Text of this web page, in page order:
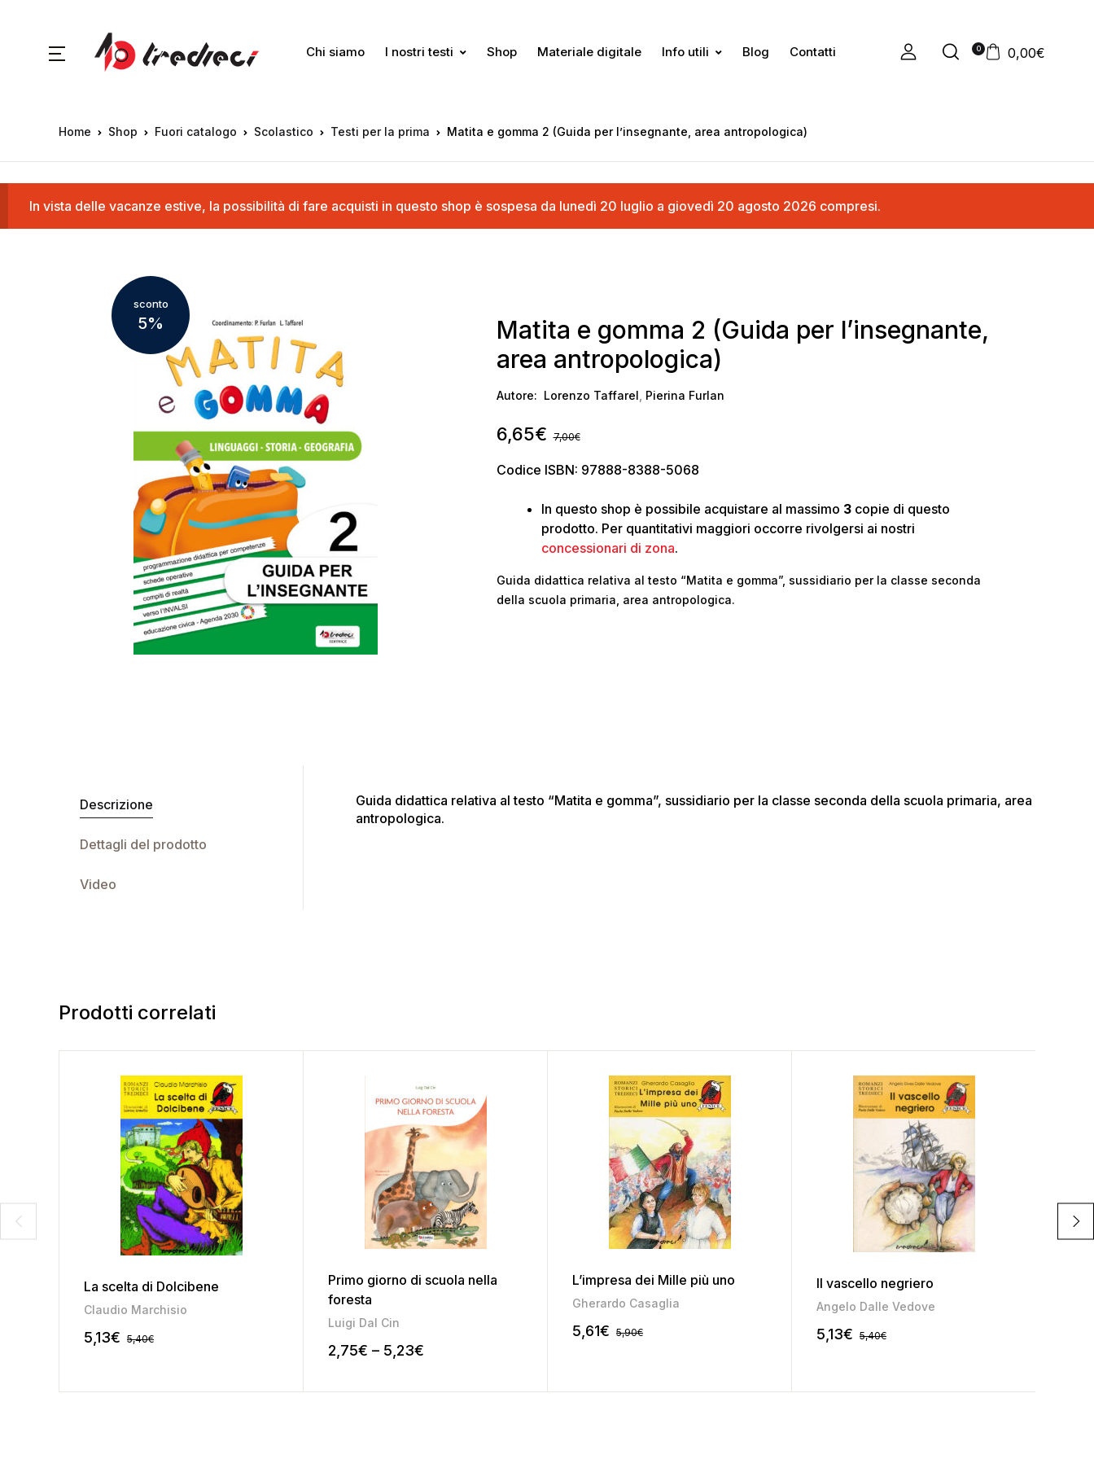
Chi siamo I nostri testi Shop Materiale digitale Info utili Blog Contatti 0 0,00€
Home Shop Fuori catalogo Scolastico Testi per la prima Matita e gomma 2 (Guida per l’insegnante, area antropologica)
In vista delle vacanze estive, la possibilità di fare acquisti in questo shop è sospesa da lunedì 20 luglio a giovedì 20 agosto 2026 compresi.
sconto
5%
Matita e gomma 2 (Guida per l’insegnante,
area antropologica)
Autore: Lorenzo Taffarel Pierina Furlan
6,65€ 7,00€
Codice ISBN: 97888-8388-5068
In questo shop è possibile acquistare al massimo 3copie di questo
prodotto. Per quantitativi maggiori occorre rivolgersi ai nostri
concessionari di zona.
Guida didattica relativa al testo “Matita e gomma”, sussidiario per la classe seconda
della scuola primaria, area antropologica.
Descrizione
Dettagli del prodotto
Video
Guida didattica relativa al testo “Matita e gomma”, sussidiario per la classe seconda della scuola primaria, area
antropologica.
Prodotti correlati
La scelta di Dolcibene
Claudio Marchisio
5,13€ 5,40€
Primo giorno di scuola nella
foresta
Luigi Dal Cin
2,75€ – 5,23€
L’impresa dei Mille più uno
Gherardo Casaglia
5,61€ 5,90€
Il vascello negriero
Angelo Dalle Vedove
5,13€ 5,40€